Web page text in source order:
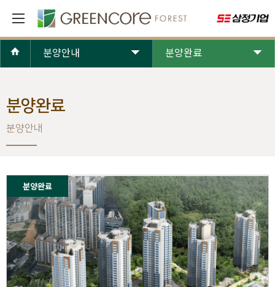
분양안내 분양완료
분양완료
분양안내
분양완료